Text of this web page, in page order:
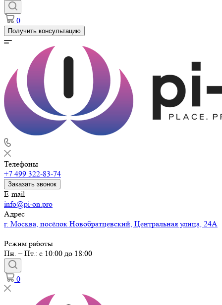
0
Получить консультацию
Телефоны
+7 499 322-83-74
Заказать звонок
E-mail
info@pi-on.pro
Адрес
г. Москва, посёлок Новобратцевский, Центральная улица, 24А
Режим работы
Пн. – Пт.: с 10:00 до 18:00
0